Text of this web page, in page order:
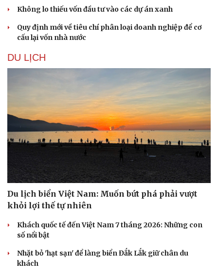
Không lo thiếu vốn đầu tư vào các dự án xanh
Quy định mới về tiêu chí phân loại doanh nghiệp để cơ
cấu lại vốn nhà nước
DU LỊCH
Du lịch biển Việt Nam: Muốn bứt phá phải vượt
khỏi lợi thế tự nhiên
Khách quốc tế đến Việt Nam 7 tháng 2026: Những con
số nổi bật
Nhặt bỏ 'hạt sạn' để làng biển Đắk Lắk giữ chân du
khách